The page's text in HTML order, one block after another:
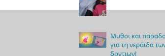
Μυθοι και
για τη νεράιδα
δοντιων!